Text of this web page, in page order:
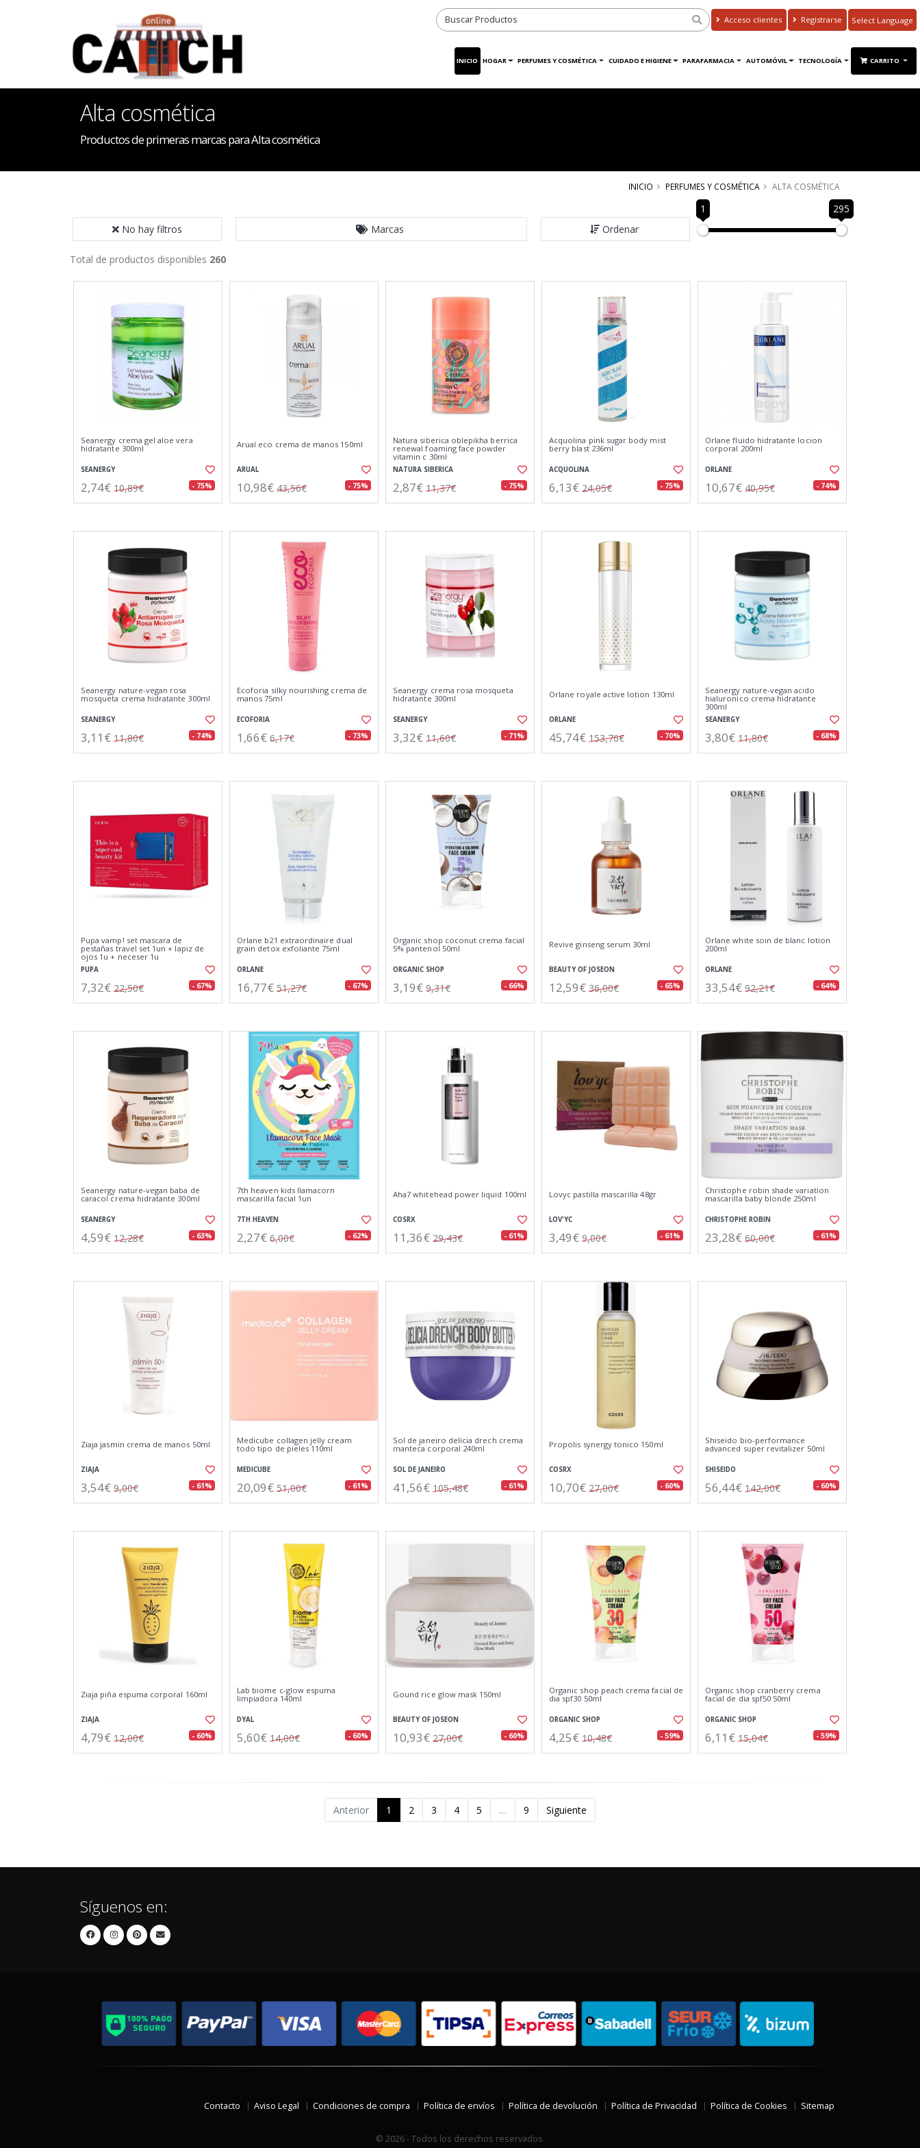
Acceso clientes Registrarse
Translate
INICIO HOGAR PERFUMES Y COSMÉTICA CUIDADO E HIGIENE PARAFARMACIA AUTOMÓVIL TECNOLOGÍA CARRITO
Alta cosmética
Productos de primeras marcas para Alta cosmética
INICIO PERFUMES Y COSMÉTICA ALTA COSMÉTICA
No hay filtros Marcas Ordenar
1 295
Total de productos disponibles 260
Seanergy crema gel aloe vera
hidratante 300ml
SEANERGY
2,74€ 10,89€ - 75%
Arual eco crema de manos 150ml
ARUAL
10,98€ 43,56€ - 75%
Natura siberica oblepikha berrica
renewal foaming face powder
vitamin c 30ml
NATURA SIBERICA
2,87€ 11,37€ - 75%
Acquolina pink sugar body mist
berry blast 236ml
ACQUOLINA
6,13€ 24,05€ - 75%
Orlane fluido hidratante locion
corporal 200ml
ORLANE
10,67€ 40,95€ - 74%
Seanergy nature-vegan rosa
mosqueta crema hidratante 300ml
SEANERGY
3,11€ 11,80€ - 74%
Ecoforia silky nourishing crema de
manos 75ml
ECOFORIA
1,66€ 6,17€ - 73%
Seanergy crema rosa mosqueta
hidratante 300ml
SEANERGY
3,32€ 11,60€ - 71%
Orlane royale active lotion 130ml
ORLANE
45,74€ 153,76€ - 70%
Seanergy nature-vegan acido
hialuronico crema hidratante
300ml
SEANERGY
3,80€ 11,80€ - 68%
Pupa vamp! set mascara de
pestañas travel set 1un + lapiz de
ojos 1u + neceser 1u
PUPA
7,32€ 22,50€ - 67%
Orlane b21 extraordinaire dual
grain detox exfoliante 75ml
ORLANE
16,77€ 51,27€ - 67%
Organic shop coconut crema facial
5% pantenol 50ml
ORGANIC SHOP
3,19€ 9,31€ - 66%
Revive ginseng serum 30ml
BEAUTY OF JOSEON
12,59€ 36,00€ - 65%
Orlane white soin de blanc lotion
200ml
ORLANE
33,54€ 92,21€ - 64%
Seanergy nature-vegan baba de
caracol crema hidratante 300ml
SEANERGY
4,59€ 12,28€ - 63%
7th heaven kids llamacorn
mascarilla facial 1un
7TH HEAVEN
2,27€ 6,00€ - 62%
Aha7 whitehead power liquid 100ml
COSRX
11,36€ 29,43€ - 61%
Lovyc pastilla mascarilla 48gr
LOV'YC
3,49€ 9,00€ - 61%
Christophe robin shade variation
mascarilla baby blonde 250ml
CHRISTOPHE ROBIN
23,28€ 60,00€ - 61%
Ziaja jasmin crema de manos 50ml
ZIAJA
3,54€ 9,00€ - 61%
Medicube collagen jelly cream
todo tipo de pieles 110ml
MEDICUBE
20,09€ 51,00€ - 61%
Sol de janeiro delicia drech crema
manteca corporal 240ml
SOL DE JANEIRO
41,56€ 105,48€ - 61%
Propolis synergy tonico 150ml
COSRX
10,70€ 27,00€ - 60%
Shiseido bio-performance
advanced super revitalizer 50ml
SHISEIDO
56,44€ 142,00€ - 60%
Ziaja piña espuma corporal 160ml
ZIAJA
4,79€ 12,00€ - 60%
Lab biome c-glow espuma
limpiadora 140ml
DYAL
5,60€ 14,00€ - 60%
Gound rice glow mask 150ml
BEAUTY OF JOSEON
10,93€ 27,00€ - 60%
Organic shop peach crema facial de
dia spf30 50ml
ORGANIC SHOP
4,25€ 10,48€ - 59%
Organic shop cranberry crema
facial de dia spf50 50ml
ORGANIC SHOP
6,11€ 15,04€ - 59%
Anterior 1 2 3 4 5 … 9 Siguiente
Síguenos en:
Contacto Aviso Legal Condiciones de compra Política de envíos Política de devolución Política de Privacidad Política de Cookies Sitemap
© 2026 - Todos los derechos reservados.